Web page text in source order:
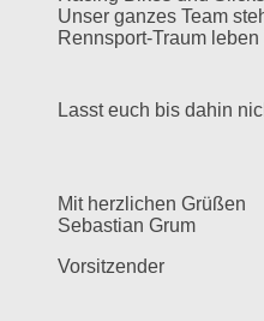
Unser ganzes Team
Rennsport-Traum leben
Lasst euch bis dahin
Mit herzlichen Grüßen
Sebastian Grum
Vorsitzender